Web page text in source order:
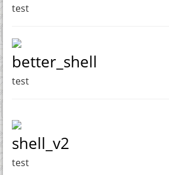
test
better_shell
test
shell_v2
test